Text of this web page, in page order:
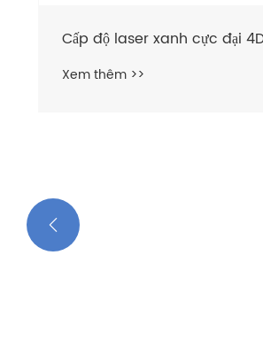
Cấp độ laser xanh cực đại 4D
Xem thêm >>
